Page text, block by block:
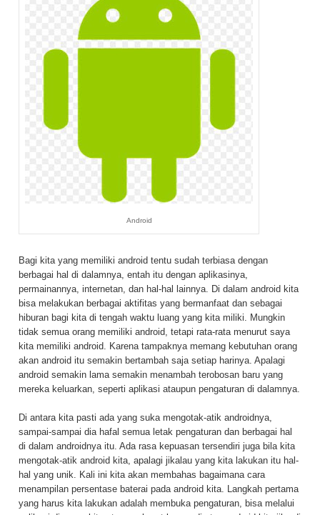
Android
Bagi kita yang memiliki android tentu sudah terbiasa dengan
berbagai hal di dalamnya, entah itu dengan aplikasinya,
permainannya, internetan, dan hal-hal lainnya. Di dalam android kita
bisa melakukan berbagai aktifitas yang bermanfaat dan sebagai
hiburan bagi kita di tengah waktu luang yang kita miliki. Mungkin
tidak semua orang memiliki android, tetapi rata-rata menurut saya
kita memiliki android. Karena tampaknya memang kebutuhan orang
akan android itu semakin bertambah saja setiap harinya. Apalagi
android semakin lama semakin menambah terobosan baru yang
mereka keluarkan, seperti aplikasi ataupun pengaturan di dalamnya.
Di antara kita pasti ada yang suka mengotak-atik androidnya,
sampai-sampai dia hafal semua letak pengaturan dan berbagai hal
di dalam androidnya itu. Ada rasa kepuasan tersendiri juga bila kita
mengotak-atik android kita, apalagi jikalau yang kita lakukan itu hal-
hal yang unik. Kali ini kita akan membahas bagaimana cara
menampilan persentase baterai pada android kita. Langkah pertama
yang harus kita lakukan adalah membuka pengaturan, bisa melalui